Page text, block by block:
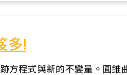
多!
方程式與新的不變量。圓錐